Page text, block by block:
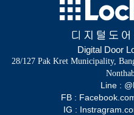
Digital Door
28/127 Pak Kret Municipality,
Line :
FB :
IG :